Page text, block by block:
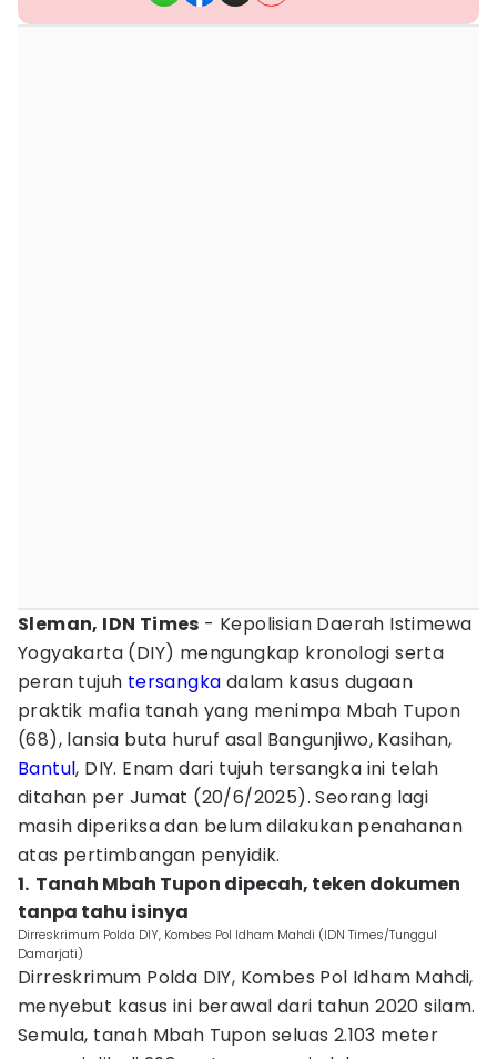
Sleman, IDN Times - Kepolisian Daerah Istimewa
Yogyakarta (DIY) mengungkap kronologi serta
peran tujuh tersangka dalam kasus dugaan
praktik mafia tanah yang menimpa Mbah Tupon
(68), lansia buta huruf asal Bangunjiwo, Kasihan,
Bantul, DIY. Enam dari tujuh tersangka ini telah
ditahan per Jumat (20/6/2025). Seorang lagi
masih diperiksa dan belum dilakukan penahanan
atas pertimbangan penyidik.
1. Tanah Mbah Tupon dipecah, teken dokumen
tanpa tahu isinya
Dirreskrimum Polda DIY, Kombes Pol Idham Mahdi (IDN Times/Tunggul
Damarjati)
Dirreskrimum Polda DIY, Kombes Pol Idham Mahdi,
menyebut kasus ini berawal dari tahun 2020 silam.
Semula, tanah Mbah Tupon seluas 2.103 meter